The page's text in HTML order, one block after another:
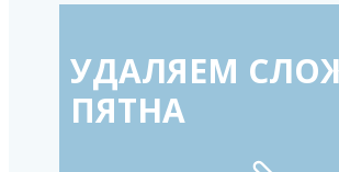
УДАЛЯЕМ
ПЯТНА